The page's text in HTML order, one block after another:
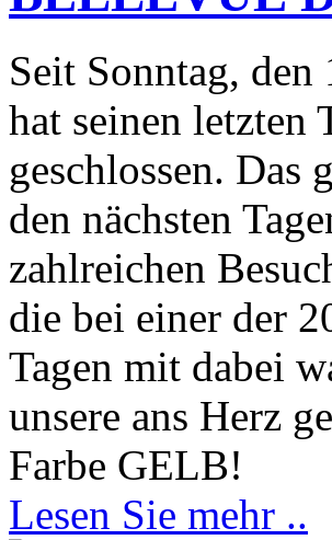
Seit Sonntag,
hat seinen letzten
geschlossen.
den nächsten
zahlreichen
die bei einer der
Tagen mit dabei
unsere ans Herz
Farbe GELB!
Lesen Sie mehr ..